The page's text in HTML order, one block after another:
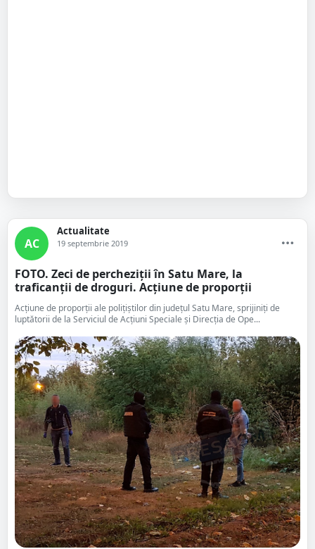
AC
Actualitate
19 septembrie 2019
FOTO. Zeci de percheziții în Satu Mare, la
traficanții de droguri. Acțiune de proporții
Acțiune de proporții ale polițiștilor din județul Satu Mare, sprijiniți de
luptătorii de la Serviciul de Acțiuni Speciale și Direcția de Ope...